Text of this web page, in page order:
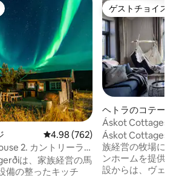
イスです。
レビュー762件、5つ星中4.98つ
4.98 (762)
2. カントリーラ
は、家族経営の馬
ゲストチョイス
ゲストチョイス
ヘトラのコテージ
Áskot Cottages、
Áskot Cottagesは
族経営の牧場にあ
ンホームを提供し
設からは、ヴェス